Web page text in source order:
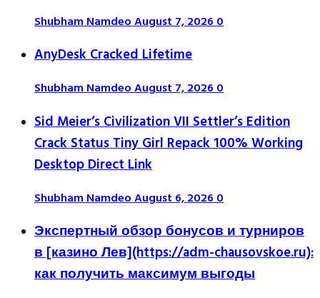
Shubham NamdeoAugust 7, 20260
AnyDesk Cracked Lifetime
Shubham NamdeoAugust 7, 20260
Sid Meier’s Civilization VII Settler’s Edition
Crack Status Tiny Girl Repack 100% Working
Desktop Direct Link
Shubham NamdeoAugust 6, 20260
Экспертный обзор бонусов и турниров
в [казино Лев](https://adm-chausovskoe.ru):
как получить максимум выгоды